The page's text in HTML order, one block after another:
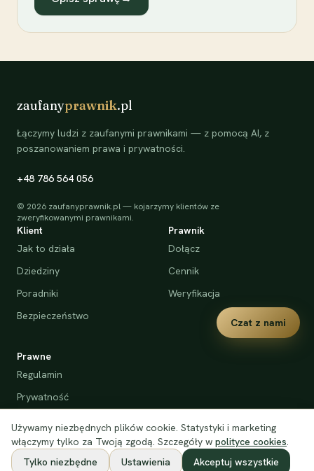
zaufanyprawnik.pl
Łączymy ludzi z zaufanymi prawnikami — z pomocą AI, z
poszanowaniem prawa i prywatności.
+48 786 564 056
© 2026 zaufanyprawnik.pl — kojarzymy klientów ze
zweryfikowanymi prawnikami.
Klient
Jak to działa
Dziedziny
Poradniki
Bezpieczeństwo
Prawnik
Dołącz
Cennik
Weryfikacja
Prawne
Regulamin
Prywatność
Deklaracja dostępności
Czat z nami
Używamy niezbędnych plików cookie. Statystyki i marketing
włączymy tylko za Twoją zgodą. Szczegóły w polityce cookies.
Tylko niezbędne
Ustawienia Akceptuj wszystkie